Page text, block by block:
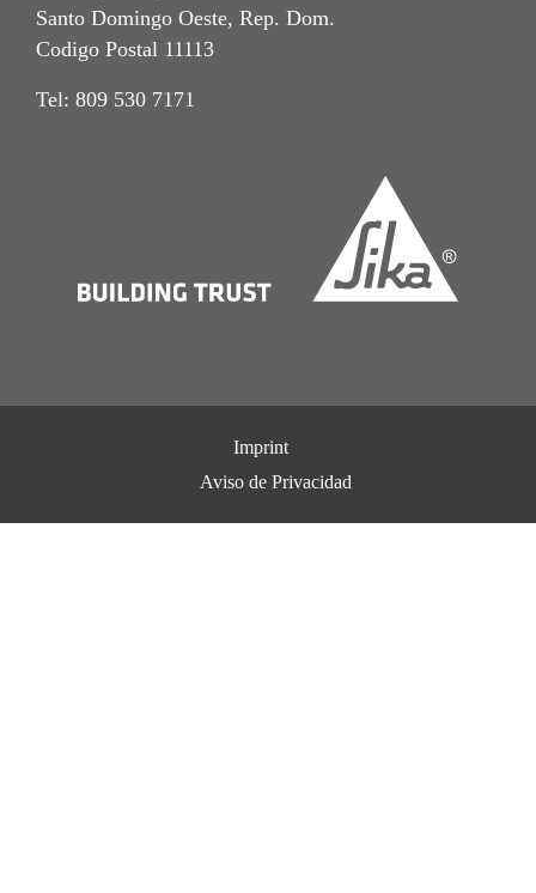
Santo Domingo Oeste, Rep. Dom.
Codigo Postal 11113
Tel: 809 530 7171
Imprint
Aviso de Privacidad